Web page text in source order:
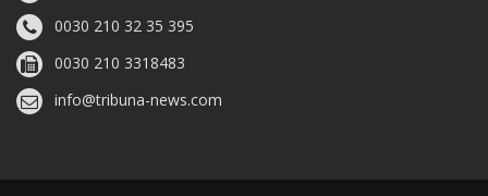
0030 210 32 35 395
0030 210 3318483
info@tribuna-news.com